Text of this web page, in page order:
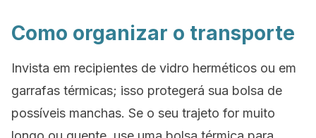
Como organizar o transporte
Invista em recipientes de vidro herméticos ou em
garrafas térmicas; isso protegerá sua bolsa de
possíveis manchas. Se o seu trajeto for muito